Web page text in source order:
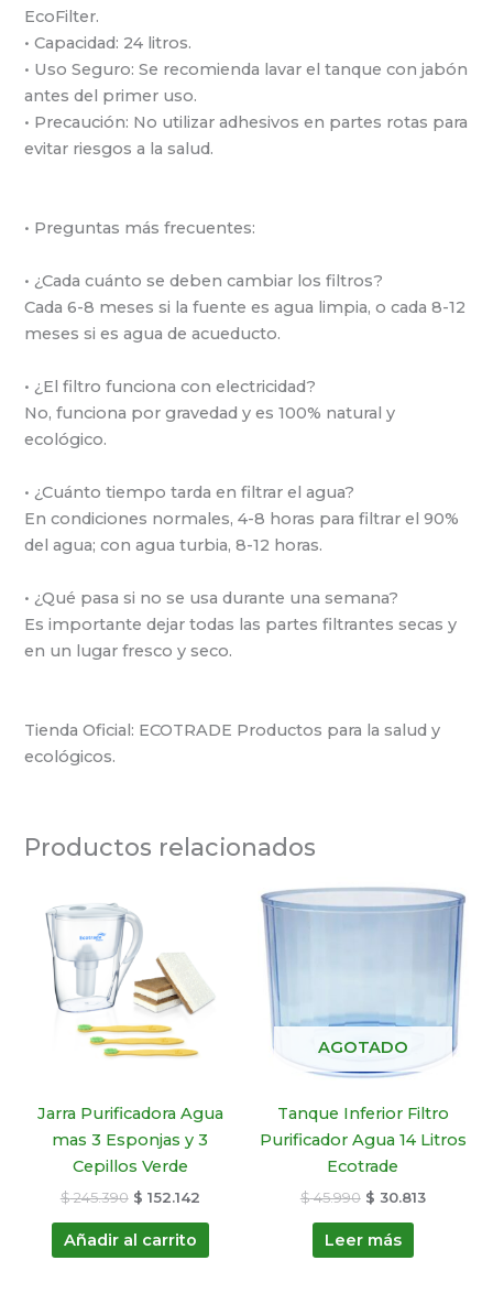
EcoFilter.
• Capacidad: 24 litros.
• Uso Seguro: Se recomienda lavar el tanque con jabón
antes del primer uso.
• Precaución: No utilizar adhesivos en partes rotas para
evitar riesgos a la salud.
• Preguntas más frecuentes:
• ¿Cada cuánto se deben cambiar los filtros?
Cada 6-8 meses si la fuente es agua limpia, o cada 8-12
meses si es agua de acueducto.
• ¿El filtro funciona con electricidad?
No, funciona por gravedad y es 100% natural y
ecológico.
• ¿Cuánto tiempo tarda en filtrar el agua?
En condiciones normales, 4-8 horas para filtrar el 90%
del agua; con agua turbia, 8-12 horas.
• ¿Qué pasa si no se usa durante una semana?
Es importante dejar todas las partes filtrantes secas y
en un lugar fresco y seco.
Tienda Oficial: ECOTRADE Productos para la salud y
ecológicos.
Productos relacionados
Jarra Purificadora Agua
mas 3 Esponjas y 3
Cepillos Verde
$245.390
original
era:
$ 245.390.
$ 152.142
$ 152.142.
Añadir al carrito
AGOTADO
Tanque Inferior Filtro
Purificador Agua 14 Litros
Ecotrade
$45.990
El
precio
$ 30.813
El
precio
actual
$ 30.813.
Leer más